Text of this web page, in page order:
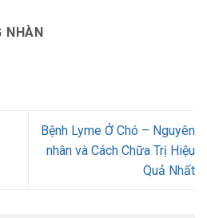
NHÀN
Bệnh Lyme Ở Chó – Nguyên
nhân và Cách Chữa Trị Hiệu
Quả Nhất